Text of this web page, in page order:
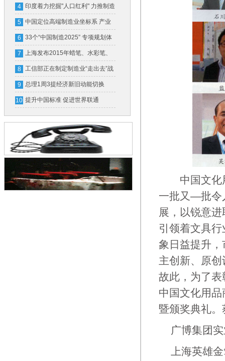
识产权裁判案例评选?候选案例
4 印度着力挖掘"人口红利" 力推制造
业注重劳动力培训
5 中国定位高端制造业坐标系 产业
分工“高精尖”
6 33个“中国制造2025” 专项规划体
系明年将出
7 上海发布2015年蜡笔、水彩笔、
气球产品质量安全风险监测结果
8 工信部正在制定制造业“走出去”战
略规划
9 总理1周3提经济新旧动能切换
GDP跌破7%引关注
10 提升中国标准 促进世界联通
中国文化用
一批又—批令
展，以锐意
引领着文具
象日益提升
主创新、原
故此，为了
中国文化用品
暨颁奖典礼。
广博集团实
上海英雄金